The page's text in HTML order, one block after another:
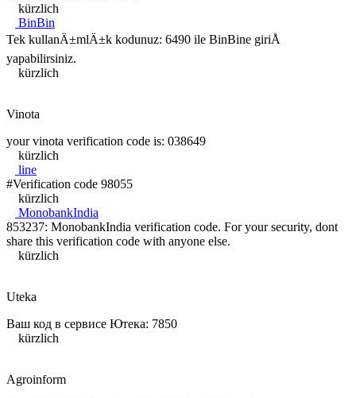
kürzlich
BinBin
Tek kullanÄ±mlÄ±k kodunuz: 6490 ile BinBine giriÅ
yapabilirsiniz.
kürzlich
Vinota
your vinota verification code is: 038649
kürzlich
line
#Verification code 98055
kürzlich
MonobankIndia
853237: MonobankIndia verification code. For your security, dont
share this verification code with anyone else.
kürzlich
Uteka
Ваш код в сервисе Ютека: 7850
kürzlich
Agroinform